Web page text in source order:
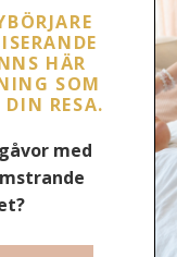
HÄR
SOM
DIN RESA.
med